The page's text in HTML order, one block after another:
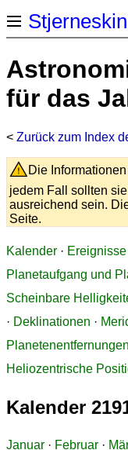
für das
< Zurück zum Index
Die
jedem Fall sollten
ausreichend sein.
Seite.
Kalender ·
Planetaufgang und
Scheinbare
· Deklinationen ·
Planetenentfernungen
Heliozentrische
Kalender
Januar · Februar ·